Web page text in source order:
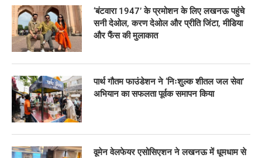
‘बंटवारा 1947’ के प्रमोशन के लिए लखनऊ पहुंचे
सनी देओल, करण देओल और प्रीति जिंटा, मीडिया
और फैंस की मुलाकात
पार्थ गौतम फाउंडेशन ने ‘निःशुल्क शीतल जल सेवा’
अभियान का सफलता पूर्वक समापन किया
वूमेन वेलफेयर एसोसिएशन ने लखनऊ में धूमधाम से